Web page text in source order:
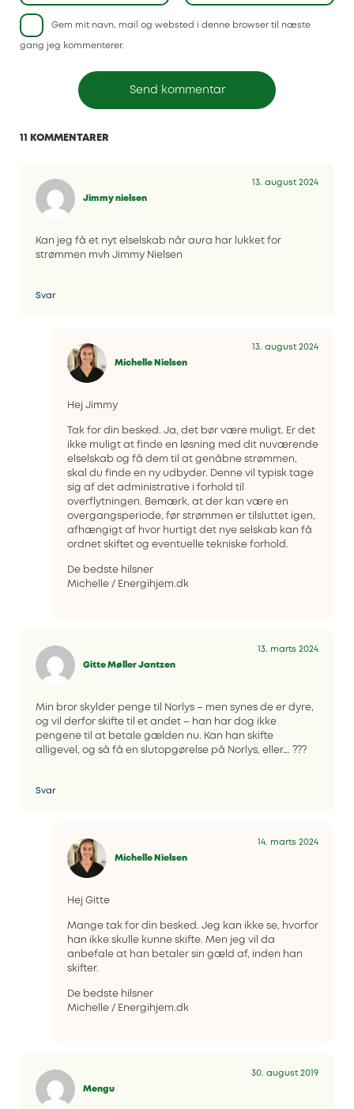
Gem mit navn, mail og websted i denne browser til næste
gang jeg kommenterer.
11 KOMMENTARER
Jimmy nielsen
13. august 2024
Kan jeg få et nyt elselskab når aura har lukket for
strømmen mvh Jimmy Nielsen
Svar
Michelle Nielsen
13. august 2024
Hej Jimmy
Tak for din besked. Ja, det bør være muligt. Er det
ikke muligt at finde en løsning med dit nuværende
elselskab og få dem til at genåbne strømmen,
skal du finde en ny udbyder. Denne vil typisk tage
sig af det administrative i forhold til
overflytningen. Bemærk, at der kan være en
overgangsperiode, før strømmen er tilsluttet igen,
afhængigt af hvor hurtigt det nye selskab kan få
ordnet skiftet og eventuelle tekniske forhold.
De bedste hilsner
Michelle / Energihjem.dk
Gitte Møller Jantzen
13. marts 2024
Min bror skylder penge til Norlys – men synes de er dyre,
og vil derfor skifte til et andet – han har dog ikke
pengene til at betale gælden nu. Kan han skifte
alligevel, og så få en slutopgørelse på Norlys, eller…. ???
Svar
Michelle Nielsen
14. marts 2024
Hej Gitte
Mange tak for din besked. Jeg kan ikke se, hvorfor
han ikke skulle kunne skifte. Men jeg vil da
anbefale at han betaler sin gæld af, inden han
skifter.
De bedste hilsner
Michelle / Energihjem.dk
Mengu
30. august 2019